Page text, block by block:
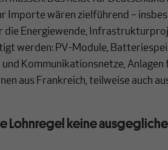
Importe wären zielführend –
Energiewende,
werden: PV-Module,
Kommunikationsnetze, Anlagen
aus Frankreich, teilweise auch
Lohnregel keine